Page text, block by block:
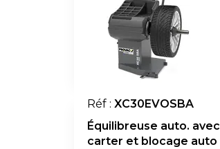
Réf : XC30EVOSBA
Équilibreuse auto. avec
carter et blocage auto